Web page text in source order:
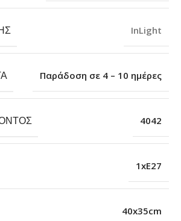
InLight
Παράδοση σε 4 – 10 ημέρες
4042
1xE27
40x35cm